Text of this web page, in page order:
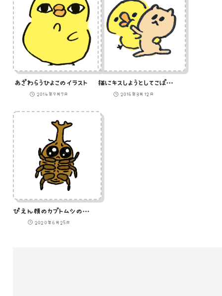
あざわらうひよこのイラスト
2014年9月7日
猫にキスしようとしてこばまれるひよこのイラスト
2016年3月12日
ぴえん顔のカブトムシのイラスト
2020年6月25日